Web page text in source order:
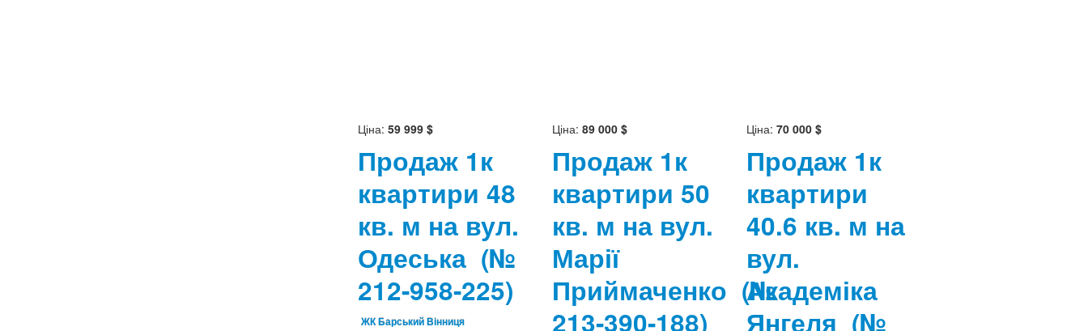
Ціна: 59 999 $
Продаж 1к
квартири 48
кв. м на вул.
Одеська (№
212-958-225)
ЖК Барський Вінниця
Ціна: 89 000 $
Продаж 1к
квартири 50
кв. м на вул.
Марії
Приймаченко (№
213-390-188)
Ціна: 70 000 $
Продаж 1к
квартири
40.6 кв. м на
вул.
Академіка
Янгеля (№